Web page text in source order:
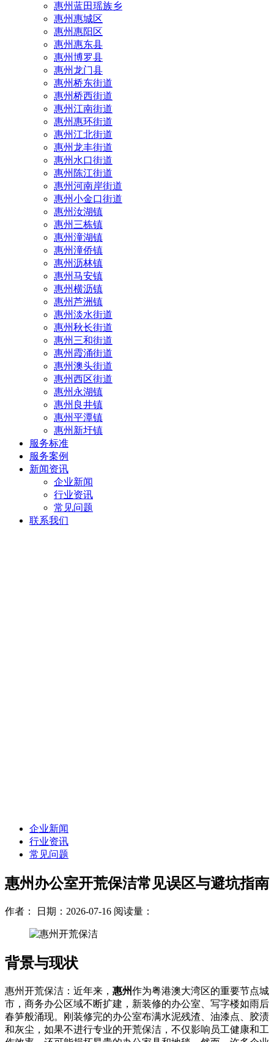
惠州蓝田瑶族乡
惠州惠城区
惠州惠阳区
惠州惠东县
惠州‌博罗县
惠州‌龙门县
惠州桥东街道
惠州桥西街道
惠州江南街道
惠州惠环街道
惠州江北街道
惠州龙丰街道
惠州水口街道
惠州陈江街道
惠州河南岸街道
惠州小金口街道
惠州汝湖镇
惠州三栋镇
惠州潼湖镇
惠州潼侨镇
惠州沥林镇
惠州马安镇
惠州横沥镇
惠州芦洲镇
惠州淡水街道
惠州秋长街道
惠州三和街道
惠州霞涌街道
惠州澳头街道
惠州西区街道
惠州永湖镇
惠州良井镇
惠州平潭镇
惠州新圩镇
服务标准
服务案例
新闻资讯
企业新闻
行业资讯
常见问题
联系我们
企业新闻
行业资讯
常见问题
惠州办公室开荒保洁常见误区与避坑指南
作者： 日期：2026-07-16 阅读量：
背景与现状
惠州开荒保洁：近年来， 惠州作为粤港澳大湾区的重要节点城
市，商务办公区域不断扩建，新装修的办公室、写字楼如雨后
春笋般涌现。刚装修完的办公室布满水泥残渣、油漆点、胶渍
和灰尘，如果不进行专业的开荒保洁，不仅影响员工健康和工